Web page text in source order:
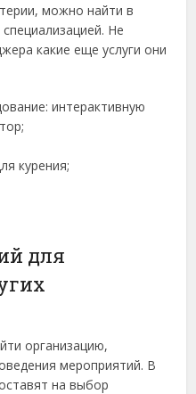
можно найти в
Не
какие еще услуги они
интерактивную
курения;
для
организацию,
мероприятий. В
на выбор